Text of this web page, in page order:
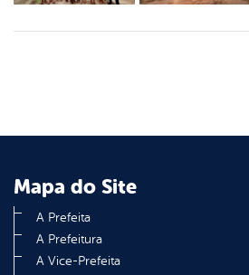
Mapa do Site
A Prefeita
A Prefeitura
A Vice-Prefeita